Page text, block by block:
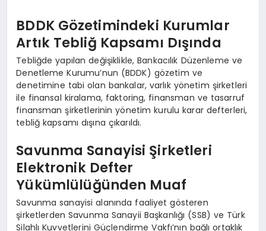
BDDK Gözetimindeki Kurumlar
Artık Tebliğ Kapsamı Dışında
Tebliğde yapılan değişiklikle, Bankacılık Düzenleme ve
Denetleme Kurumu’nun (BDDK) gözetim ve
denetimine tabi olan bankalar, varlık yönetim şirketleri
ile finansal kiralama, faktoring, finansman ve tasarruf
finansman şirketlerinin yönetim kurulu karar defterleri,
tebliğ kapsamı dışına çıkarıldı.
Savunma Sanayisi Şirketleri
Elektronik Defter
Yükümlülüğünden Muaf
Savunma sanayisi alanında faaliyet gösteren
şirketlerden Savunma Sanayii Başkanlığı (SSB) ve Türk
Silahlı Kuvvetlerini Güçlendirme Vakfı’nın bağlı ortaklık